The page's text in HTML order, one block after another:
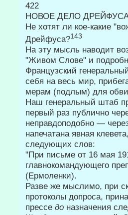
422
НОВОЕ ДЕЛО
Не хотят ли кое-какие
Дрей­фуса?143
На эту мысль наводит
"Жи­вом Слове" и
Французский
себя на весь мир,
мерам (под­лым) для
Наш генеральный штаб
первый раз публично
неправдоподобно —
напечатана явная
следующих слов:
"При письме от 16 мая
главнокомандующего
(Ермоленки).
Разве же мыслимо, при
протоколы допроса,
прессе до назначения